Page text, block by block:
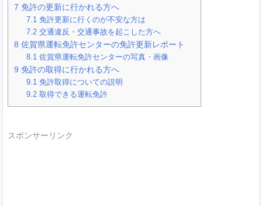
7 免許の更新に行かれる方へ
7.1 免許更新に行くのが不安な方は
7.2 交通違反・交通事故を起こした方へ
8 佐賀県運転免許センターの免許更新レポート
8.1 佐賀県運転免許センターの写真・画像
9 免許の取得に行かれる方へ
9.1 免許取得についての説明
9.2 取得できる運転免許
スポンサーリンク